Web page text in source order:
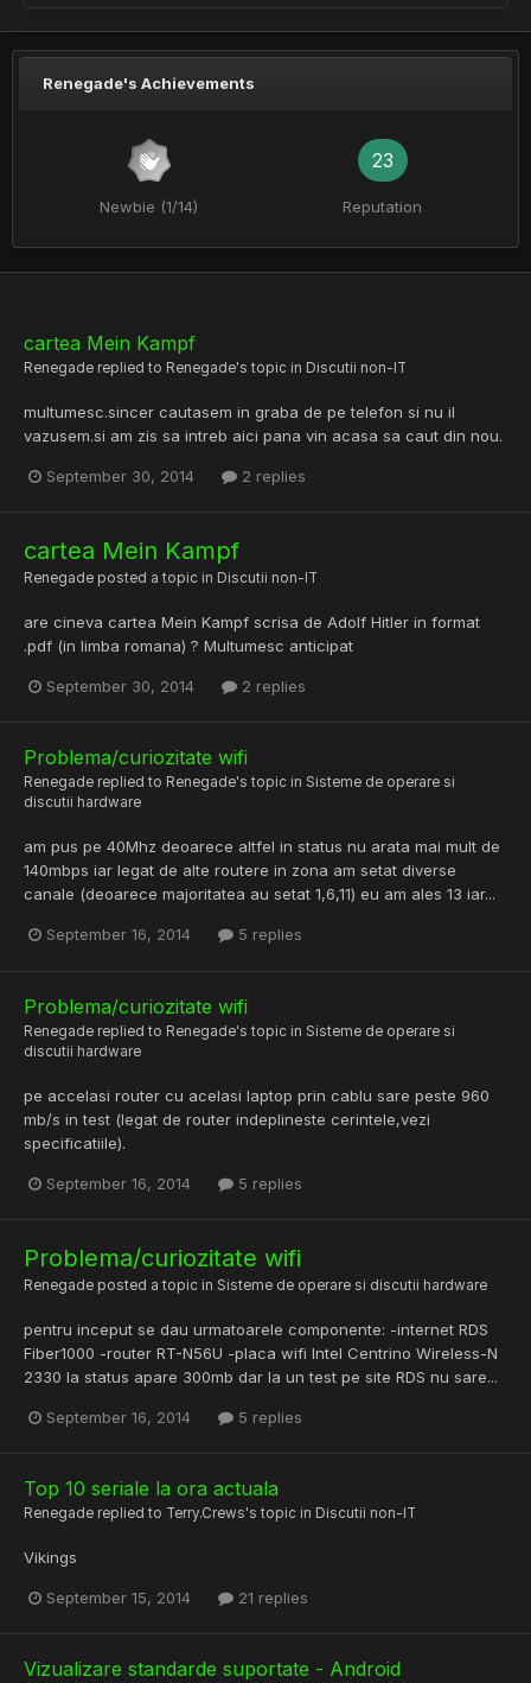
Renegade's Achievements
Newbie (1/14)
23
Reputation
cartea Mein Kampf
Renegade replied to Renegade's topic in Discutii non-IT
multumesc.sincer cautasem in graba de pe telefon si nu il
vazusem.si am zis sa intreb aici pana vin acasa sa caut din nou.
September 30, 2014 2 replies
cartea Mein Kampf
Renegade posted a topic in Discutii non-IT
are cineva cartea Mein Kampf scrisa de Adolf Hitler in format
.pdf (in limba romana) ? Multumesc anticipat
September 30, 2014 2 replies
Problema/curiozitate wifi
Renegade replied to Renegade's topic in Sisteme de operare si
discutii hardware
am pus pe 40Mhz deoarece altfel in status nu arata mai mult de
140mbps iar legat de alte routere in zona am setat diverse
canale (deoarece majoritatea au setat 1,6,11) eu am ales 13 iar...
September 16, 2014 5 replies
Problema/curiozitate wifi
Renegade replied to Renegade's topic in Sisteme de operare si
discutii hardware
pe accelasi router cu acelasi laptop prin cablu sare peste 960
mb/s in test (legat de router indeplineste cerintele,vezi
specificatiile).
September 16, 2014 5 replies
Problema/curiozitate wifi
Renegade posted a topic in Sisteme de operare si discutii hardware
pentru inceput se dau urmatoarele componente: -internet RDS
Fiber1000 -router RT-N56U -placa wifi Intel Centrino Wireless-N
2330 la status apare 300mb dar la un test pe site RDS nu sare...
September 16, 2014 5 replies
Top 10 seriale la ora actuala
Renegade replied to Terry.Crews's topic in Discutii non-IT
Vikings
September 15, 2014 21 replies
Vizualizare standarde suportate - Android